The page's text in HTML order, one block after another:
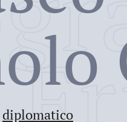
diplomatico